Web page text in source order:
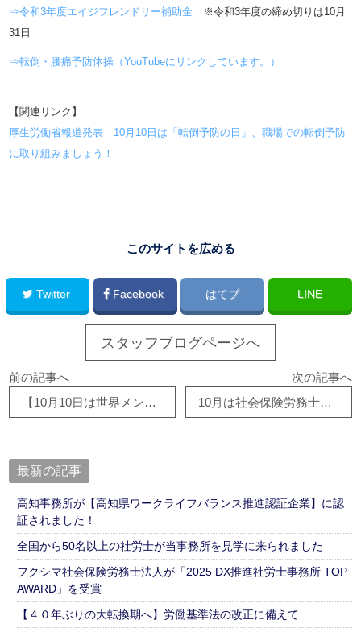
⇒令和3年度エイジフレンドリー補助金 ※令和3年度の締め切りは10月
31日
⇒転倒・腰痛予防体操（YouTubeにリンクしています。）
【関連リンク】
厚生労働省報道発表 10月10日は「転倒予防の日」、職場での転倒予防
に取り組みましょう！
このサイトを広める
Twitter Facebook はてブ LINE
スタッフブログページへ
前の記事へ
【10月10日は世界メンタルヘルスデー】職場のメンタルヘルス対策できていますか。
次の記事へ
10月は社会保険労務士制度推進月間です。
最新の記事
高知事務所が【高知県ワークライフバランス推進認証企業】に認
証されました！
全国から50名以上の社労士が当事務所を見学に来られました
フクシマ社会保険労務士法人が「2025 DX推進社労士事務所 TOP
AWARD」を受賞
【４０年ぶりの大転換期へ】労働基準法の改正に備えて